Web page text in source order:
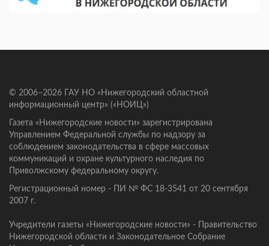
© 2006–2026 ГАУ НО «Нижегородский областной
информационный центр» («НОИЦ»)
Газета «Нижегородские новости» зарегистрирована
Управлением Федеральной службы по надзору за
соблюдением законодательства в сфере массовых
коммуникаций и охране культурного наследия по
Приволжскому федеральному округу.
Регистрационный номер - ПИ № ФС 18-3541 от 20 сентября
2007 г.
Учредители газеты «Нижегородские новости» - Правительство
Нижегородской области и Законодательное Собрание